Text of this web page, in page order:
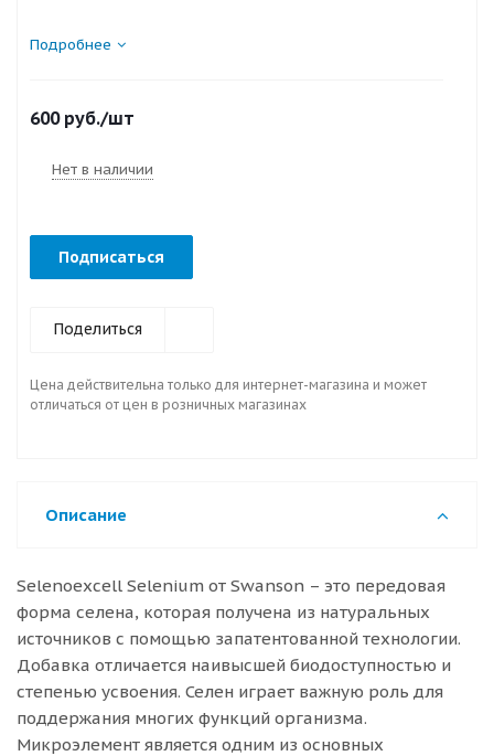
Подробнее
600руб./шт
Нет в наличии
Подписаться
Поделиться
Цена действительна только для интернет-магазина и может
отличаться от цен в розничных магазинах
Описание
Selenoexcell Selenium от Swanson – это передовая
форма селена, которая получена из натуральных
источников с помощью запатентованной технологии.
Добавка отличается наивысшей биодоступностью и
степенью усвоения. Селен играет важную роль для
поддержания многих функций организма.
Микроэлемент является одним из основных